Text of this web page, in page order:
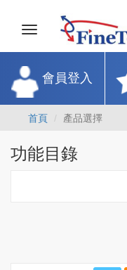
Toggle
navigation
會員登入
首頁 產品選擇
功能目錄